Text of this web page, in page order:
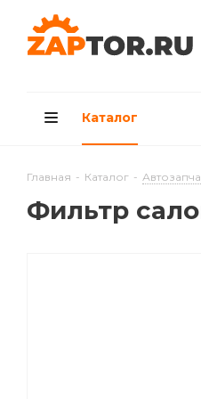
Каталог
Главная - Каталог -
Фильтр